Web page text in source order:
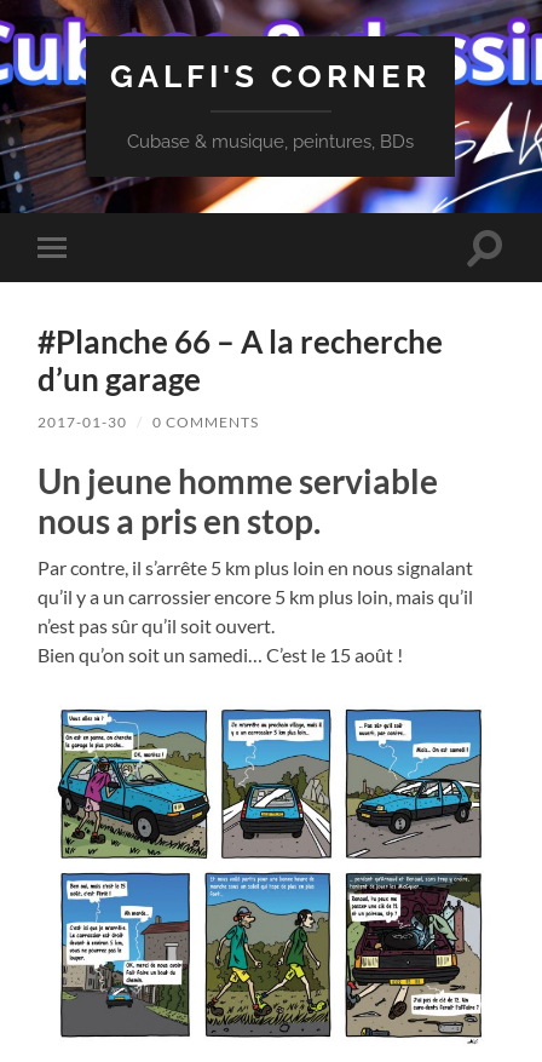
GALFI'S CORNER
Cubase & musique, peintures, BDs
Toggle
mobile
Toggle
#Planche 66 – A la recherche
d’un garage
2017-01-30 / 0 COMMENTS
Un jeune homme serviable
nous a pris en stop.
Par contre, il s’arrête 5 km plus loin en nous signalant
qu’il y a un carrossier encore 5 km plus loin, mais qu’il
n’est pas sûr qu’il soit ouvert.
Bien qu’on soit un samedi… C’est le 15 août !